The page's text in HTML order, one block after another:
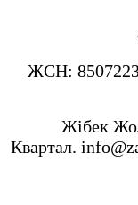
ЖСН:
Жібек
Квартал.